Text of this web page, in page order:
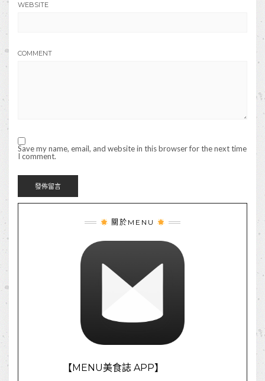
WEBSITE
COMMENT
Save my name, email, and website in this browser for the next time
I comment.
關於MENU
【MENU美食誌 APP】